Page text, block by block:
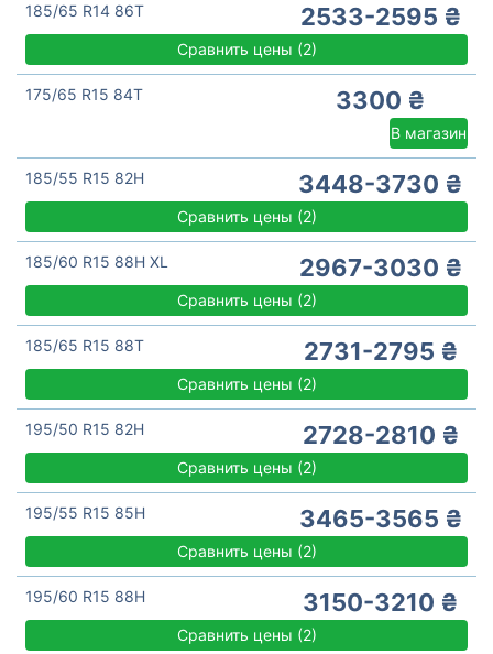
185/65 R14 86T 2533-2595 ₴
Сравнить цены (2)
175/65 R15 84T 3300 ₴
В магазин
185/55 R15 82H 3448-3730 ₴
Сравнить цены (2)
185/60 R15 88H XL 2967-3030 ₴
Сравнить цены (2)
185/65 R15 88T 2731-2795 ₴
Сравнить цены (2)
195/50 R15 82H 2728-2810 ₴
Сравнить цены (2)
195/55 R15 85H 3465-3565 ₴
Сравнить цены (2)
195/60 R15 88H 3150-3210 ₴
Сравнить цены (2)